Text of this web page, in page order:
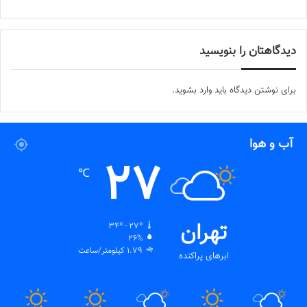
دیدگاهتان را بنویسید
برای نوشتن دیدگاه باید وارد بشوید.
آب و هوا
تهران
ابرهای پراکنده
27
℃
34º - 27º
26%
1.79 کیلومتر/ساعت